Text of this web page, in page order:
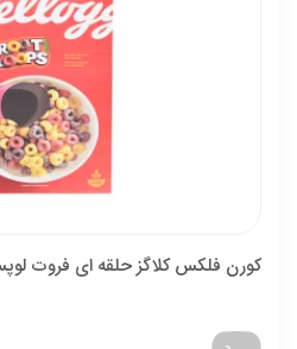
کورن فلکس کلاگز حلقه ای فروت لوپس 330